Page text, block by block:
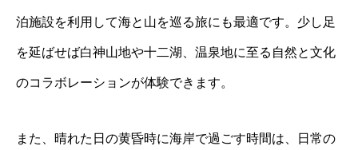
泊施設を利用して海と山を巡る旅にも最適です。少し足
を延ばせば白神山地や十二湖、温泉地に至る自然と文化
のコラボレーションが体験できます。
また、晴れた日の黄昏時に海岸で過ごす時間は、日常の